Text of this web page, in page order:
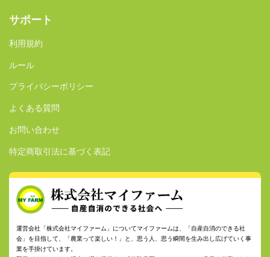
サポート
利用規約
ルール
プライバシーポリシー
よくある質問
お問い合わせ
特定商取引法に基づく表記
運営会社「株式会社マイファーム」についてマイファームは、「自産自消のできる社
会」を目指して、「農業って楽しい！」と、思う人、思う瞬間を生み出し広げていく事
業を手掛けています。